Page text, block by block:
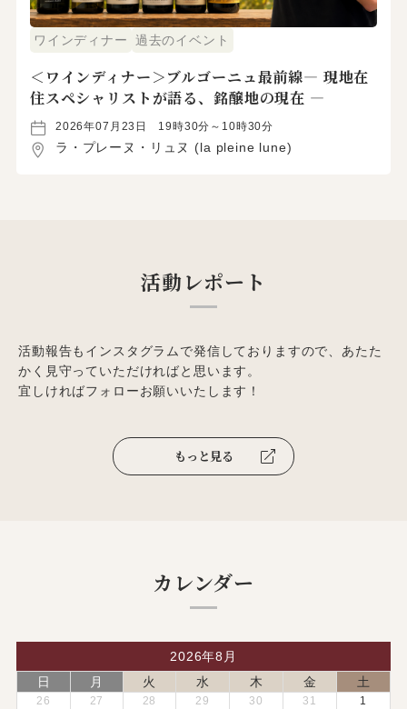
ワインディナー 過去のイベント
＜ワインディナー＞ブルゴーニュ最前線― 現地在
住スペシャリストが語る、銘醸地の現在 ―
2026年07月23日 19時30分～10時30分
ラ・プレーヌ・リュヌ (la pleine lune)
活動レポート
活動報告もインスタグラムで発信しておりますので、あたた
かく見守っていただければと思います。
宜しければフォローお願いいたします！
もっと見る
カレンダー
2026年8月
日
月 火 水 木 金 土
26 27 28 29 30 31 1